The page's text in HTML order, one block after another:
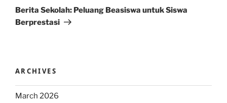
Post
Berita Sekolah: Peluang Beasiswa untuk Siswa
Berprestasi
ARCHIVES
March 2026